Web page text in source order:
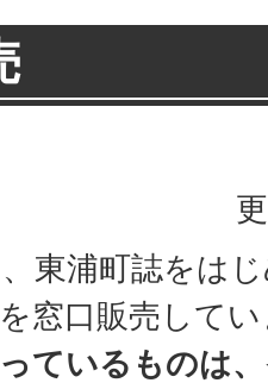
東浦町誌をは
窓口販売して
ているものは